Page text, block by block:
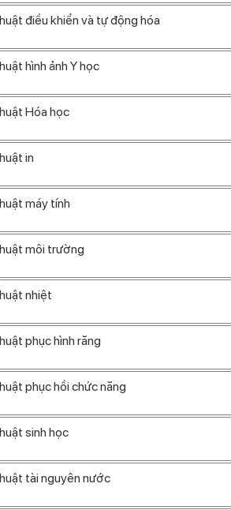
điều khiển và tự động hóa
hình ảnh Y học
Hóa học
in
máy tính
môi trường
nhiệt
phục hình răng
phục hồi chức năng
sinh học
tài nguyên nước